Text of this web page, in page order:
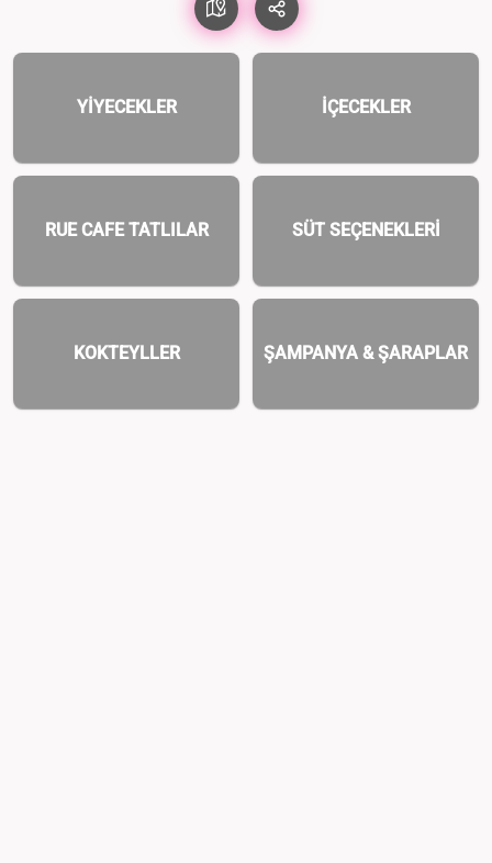
YİYECEKLER İÇECEKLER
RUE CAFE TATLILAR SÜT SEÇENEKLERİ
KOKTEYLLER ŞAMPANYA & ŞARAPLAR